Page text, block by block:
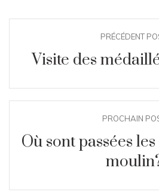
PRÉCÉDENT
Visite des
PROCHAIN
Où sont passées